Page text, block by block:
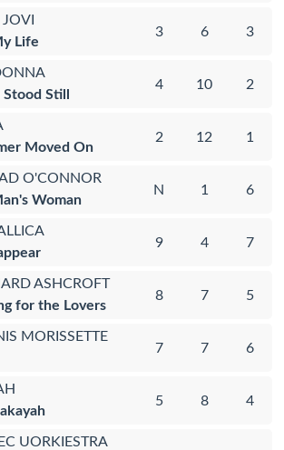
Life
3 6 3
Still
4 10 2
Moved On
2 12 1
O'CONNOR
Woman
N 1 6
9 4 7
ASHCROFT
for the Lovers
8 7 5
MORISSETTE
7 7 6
5 8 4
UORKIESTRA